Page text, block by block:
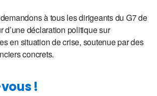
à tous les dirigeants du G7 de
d’une déclaration politique sur
en situation de crise, soutenue par des
concrets.
!